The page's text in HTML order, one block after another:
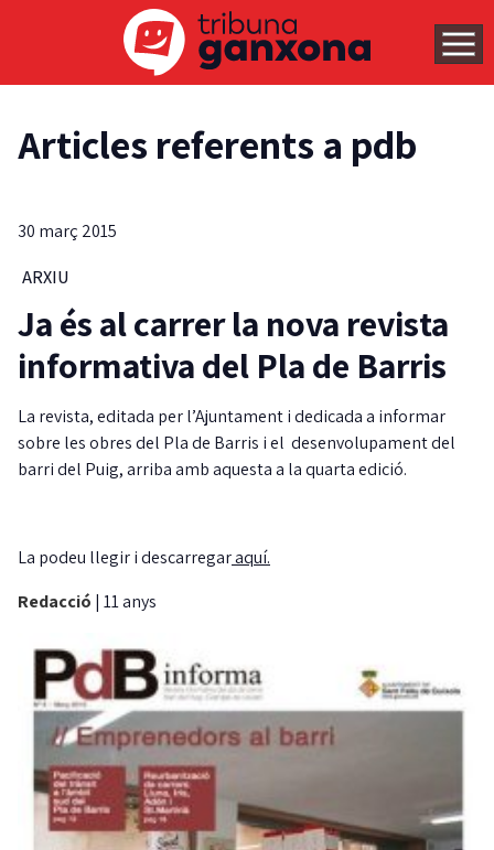
Articles referents a pdb
30 març 2015
ARXIU
Ja és al carrer la nova revista
informativa del Pla de Barris
La revista, editada per l’Ajuntament i dedicada a informar
sobre les obres del Pla de Barris i el desenvolupament del
barri del Puig, arriba amb aquesta a la quarta edició.
La podeu llegir i descarregaraquí.
Redacció | 11 anys